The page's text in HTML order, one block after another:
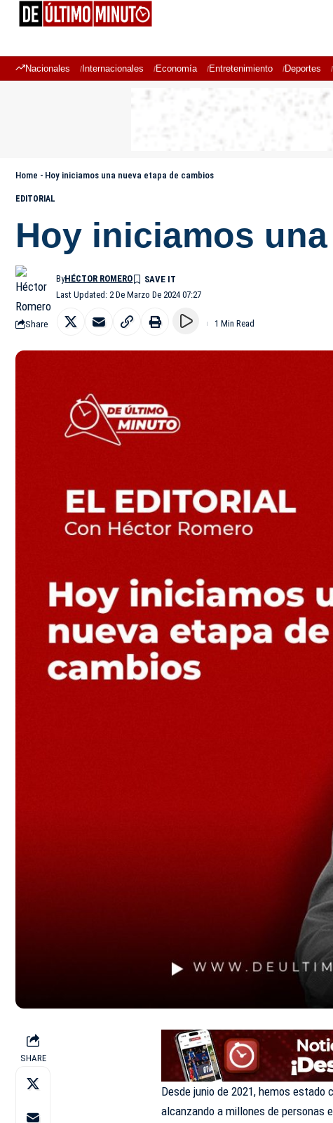
Nacionales Internacionales Economía Entretenimiento Deportes
Home - Hoy iniciamos una nueva etapa de cambios
EDITORIAL
Hoy iniciamos
Last Updated: 2 De Marzo De 2024 07:27
ByHÉCTOR ROMERO
Share 1 Min Read
SHARE
Desde junio de 2021, hemos
alcanzando a millones de personas